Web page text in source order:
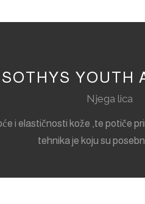
SOTHYS YOUTH
Njega lica
i elastičnosti kože ,te
tehnika je koju su